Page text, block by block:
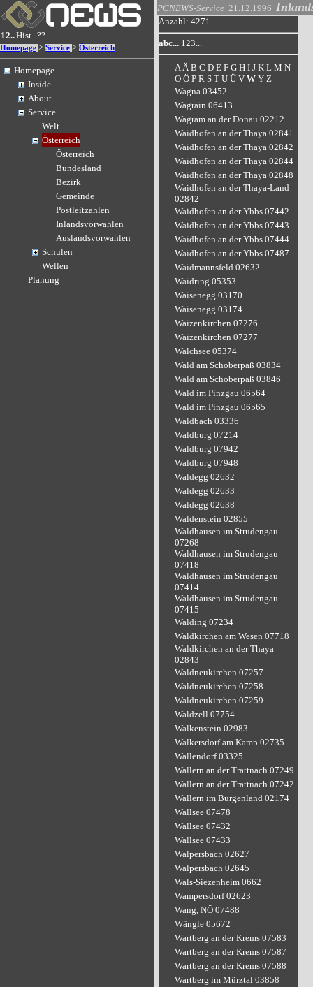
12..Hist..??..
Homepage > Service > Österreich
Homepage
Inside
About
Service
Welt
Österreich
Österreich
Bundesland
Bezirk
Gemeinde
Postleitzahlen
Inlandsvorwahlen
Auslandsvorwahlen
Schulen
Wellen
Planung
PCNEWS-Service 21.12.1996
Anzahl: 4271
abc... 123...
A Ä B C D E F G H I J K L M N
O Ö P R S T U Ü V W Y Z
Wagna 03452
Wagrain 06413
Wagram an der Donau 02212
Waidhofen an der Thaya 02841
Waidhofen an der Thaya 02842
Waidhofen an der Thaya 02844
Waidhofen an der Thaya 02848
Waidhofen an der Thaya-Land
02842
Waidhofen an der Ybbs 07442
Waidhofen an der Ybbs 07443
Waidhofen an der Ybbs 07444
Waidhofen an der Ybbs 07487
Waidmannsfeld 02632
Waidring 05353
Waisenegg 03170
Waisenegg 03174
Waizenkirchen 07276
Waizenkirchen 07277
Walchsee 05374
Wald am Schoberpaß 03834
Wald am Schoberpaß 03846
Wald im Pinzgau 06564
Wald im Pinzgau 06565
Waldbach 03336
Waldburg 07214
Waldburg 07942
Waldburg 07948
Waldegg 02632
Waldegg 02633
Waldegg 02638
Waldenstein 02855
Waldhausen im Strudengau
07268
Waldhausen im Strudengau
07418
Waldhausen im Strudengau
07414
Waldhausen im Strudengau
07415
Walding 07234
Waldkirchen am Wesen 07718
Waldkirchen an der Thaya
02843
Waldneukirchen 07257
Waldneukirchen 07258
Waldneukirchen 07259
Waldzell 07754
Walkenstein 02983
Walkersdorf am Kamp 02735
Wallendorf 03325
Wallern an der Trattnach 07249
Wallern an der Trattnach 07242
Wallern im Burgenland 02174
Wallsee 07478
Wallsee 07432
Wallsee 07433
Walpersbach 02627
Walpersbach 02645
Wals-Siezenheim 0662
Wampersdorf 02623
Wang, NÖ 07488
Wängle 05672
Wartberg an der Krems 07583
Wartberg an der Krems 07587
Wartberg an der Krems 07588
Wartberg im Mürztal 03858